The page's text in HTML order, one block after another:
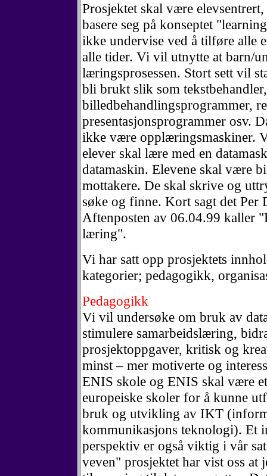
Prosjektet skal være
basere seg på konseptet
ikke undervise ved å tilføre alle
alle tider. Vi vil utnytte at barn/
læringsprosessen. Stort sett vil
bli brukt slik som
billedbehandlingsprogrammer,
presentasjonsprogrammer osv.
ikke være opplæringsmaskiner.
elever skal lære med en
datamaskin. Elevene skal være
mottakere. De skal skrive og
søke og finne. Kort sagt det
Aftenposten av 06.04.99 kaller
læring".
Vi har satt opp prosjektets
kategorier; pedagogikk,
Pedagogikk
Vi vil undersøke om bruk av
stimulere samarbeidslæring,
prosjektoppgaver, kritisk og
minst – mer motiverte og
ENIS skole og ENIS skal være
europeiske skoler for å kunne
bruk og utvikling av IKT
kommunikasjons teknologi). Et
perspektiv er også viktig i vår
veven" prosjektet har vist oss at